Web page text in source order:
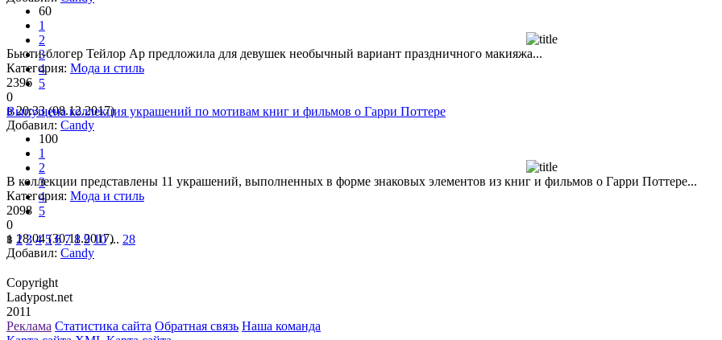
60
1
2
3
4
5
в 20:33 (08.12.2017)
Добавил: Candy
Бьюти-блогер Тейлор Ар предложила для девушек необычный вариант праздничного макияжа...
Категория: Мода и стиль
2396
0
Выпущена коллекция украшений по мотивам книг и фильмов о Гарри Поттере
100
1
2
3
4
5
в 18:04 (30.11.2017)
Добавил: Candy
В коллекции представлены 11 украшений, выполненных в форме знаковых элементов из книг и фильмов о Гарри Поттере...
Категория: Мода и стиль
2098
0
1 2 3 4 5 6 7 8 9 10 ... 28
Copyright
Ladypost.net
2011
Реклама Статистика сайта Обратная связь Наша команда